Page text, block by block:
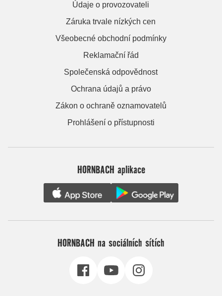
Údaje o provozovateli
Záruka trvale nízkých cen
Všeobecné obchodní podmínky
Reklamační řád
Společenská odpovědnost
Ochrana údajů a právo
Zákon o ochraně oznamovatelů
Prohlášení o přístupnosti
HORNBACH aplikace
HORNBACH na sociálních sítích